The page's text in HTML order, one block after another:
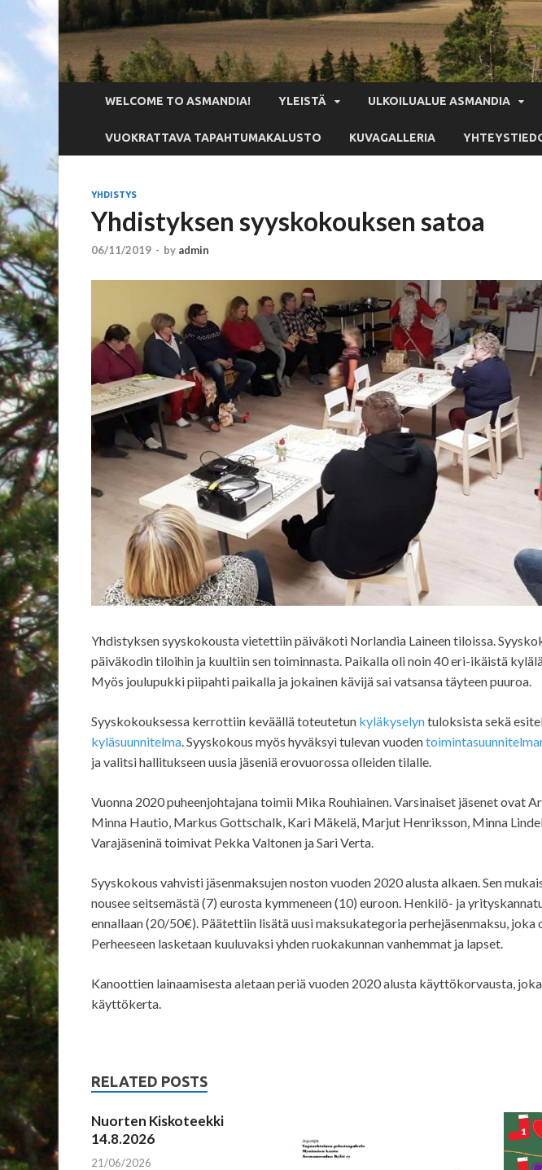
WELCOME TO ASMANDIA! YLEISTÄ ULKOILUALUE ASMANDIA
VUOKRATTAVA TAPAHTUMAKALUSTO KUVAGALLERIA
YHDISTYS
Yhdistyksen syyskokouksen satoa
06/11/2019 - by admin
Yhdistyksen syyskokousta vietettiin päiväkoti Norlandia Laineen tiloissa.
päiväkodin tiloihin ja kuultiin sen toiminnasta. Paikalla oli noin 40 eri-ikäistä
Myös joulupukki piipahti paikalla ja jokainen kävijä sai vatsansa täyteen puuroa.
Syyskokouksessa kerrottiin keväällä toteutetun kyläkyselyntuloksista sekä
kyläsuunnitelma. Syyskokous myös hyväksyi tulevan vuoden
ja valitsi hallitukseen uusia jäseniä erovuorossa olleiden tilalle.
Vuonna 2020 puheenjohtajana toimii Mika Rouhiainen. Varsinaiset jäsenet ovat
Minna Hautio, Markus Gottschalk, Kari Mäkelä, Marjut Henriksson, Minna
Varajäseninä toimivat Pekka Valtonen ja Sari Verta.
Syyskokous vahvisti jäsenmaksujen noston vuoden 2020 alusta alkaen. Sen
nousee seitsemästä (7) eurosta kymmeneen (10) euroon. Henkilö- ja
ennallaan (20/50€). Päätettiin lisätä uusi maksukategoria perhejäsenmaksu, joka
Perheeseen lasketaan kuuluvaksi yhden ruokakunnan vanhemmat ja lapset.
Kanoottien lainaamisesta aletaan periä vuoden 2020 alusta käyttökorvausta,
käyttökerta.
RELATED POSTS
Nuorten Kiskoteekki
14.8.2026
21/06/2026